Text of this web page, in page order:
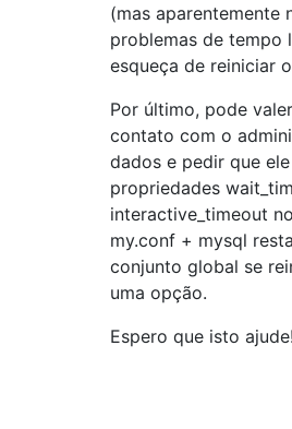
(mas aparentemente
problemas de tempo
esqueça de reiniciar
Por último, pode
contato com o
dados e pedir que
propriedades
interactive_timeout
my.conf + mysql
conjunto global se
uma opção.
Espero que isto ajude!